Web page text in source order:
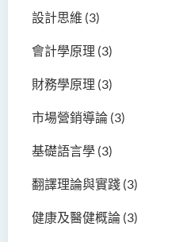
設計思維 (3)
會計學原理 (3)
財務學原理 (3)
市場營銷導論 (3)
基礎語言學 (3)
翻譯理論與實踐 (3)
健康及醫健概論 (3)